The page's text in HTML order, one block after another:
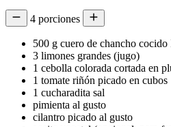
4 porciones
500 g cuero de chancho
3 limones grandes (jugo)
1 cebolla colorada cortada en
1 tomate riñón picado en cubos
1 cucharadita sal
pimienta al gusto
cilantro picado al gusto